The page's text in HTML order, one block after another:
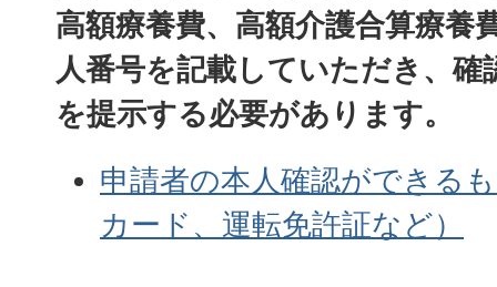
高額療養費、高額介護合算療養
人番号を記載していただき、
を提示する必要があります。
申請者の本人確認ができる
カード、運転免許証など）